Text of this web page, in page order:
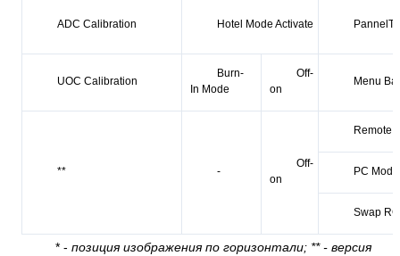
ADC Calibration Hotel Mode Activate
UOC Calibration
Burn-
In Mode
Off-
on
Menu
** -
Off-
on
Remote
PC Mode
Swap
* - позиция изображения по горизонтали; ** - версия